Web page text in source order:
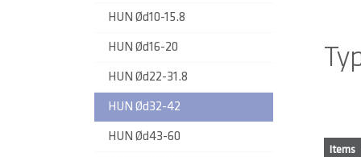
HUN Ød10-15.8
HUN Ød16-20
HUN Ød22-31.8
HUN Ød32-42
HUN Ød43-60
Items